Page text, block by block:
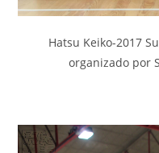
Hatsu Keiko-2017
organizado por